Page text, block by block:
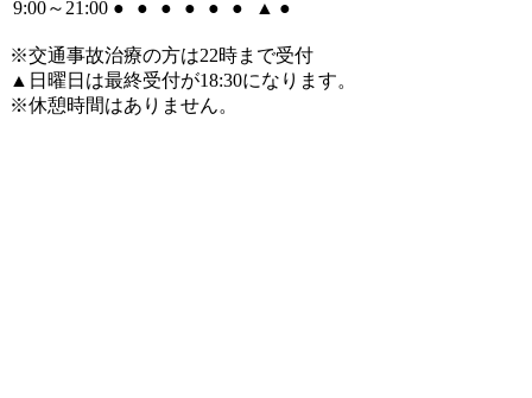
9:00～21:00 ● ● ● ● ● ● ▲ ●
※交通事故治療の方は22時まで受付
▲日曜日は最終受付が18:30になります。
※休憩時間はありません。